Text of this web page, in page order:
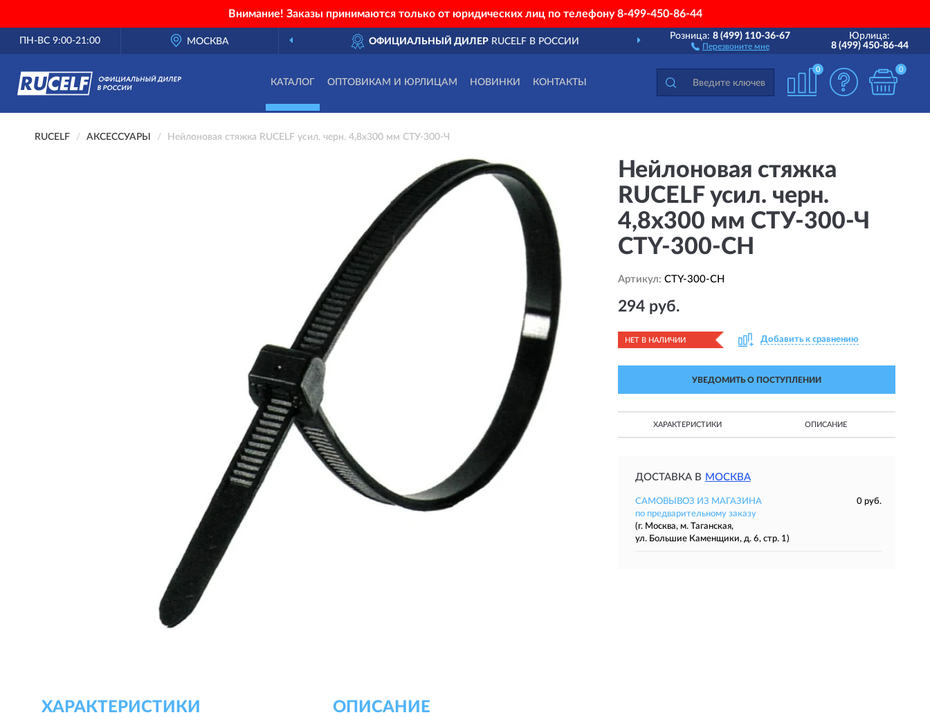
Внимание! Заказы принимаются только от юридических лиц по телефону8-499-450-86-44
ПН-ВС 9:00-21:00 МОСКВА ОФИЦИАЛЬНЫЙ ДИЛЕРRUCELF В РОССИИ ДОСТАВИМ ПО ВСЕЙ РОССИИ
Розница:8 (499) 110-36-67
Перезвоните мне
Юрлица:
8 (499) 450-86-44
КАТАЛОГ ОПТОВИКАМ И ЮРЛИЦАМ НОВИНКИ КОНТАКТЫ
0 0
RUCELF АКСЕССУАРЫ Нейлоновая стяжка RUCELF усил. черн. 4,8х300 мм СТУ-300-Ч
Нейлоновая стяжка
RUCELF усил. черн.
4,8х300 мм СТУ-300-Ч
CTY-300-CH
Артикул: CTY-300-CH
294 руб.
НЕТ В НАЛИЧИИ Добавить к сравнению
УВЕДОМИТЬ О ПОСТУПЛЕНИИ
ХАРАКТЕРИСТИКИ ОПИСАНИЕ
ДОСТАВКА В МОСКВА
САМОВЫВОЗ ИЗ МАГАЗИНА
0 руб.
по предварительному заказу
(г. Москва, м. Таганская,
ул. Большие Каменщики, д. 6, стр. 1)
ХАРАКТЕРИСТИКИ ОПИСАНИЕ